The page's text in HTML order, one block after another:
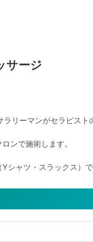
サージ
リーマンがセラピスト
ンで施術します。
シャツ・スラックス）で